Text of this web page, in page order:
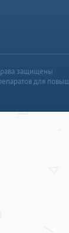
защищены
для